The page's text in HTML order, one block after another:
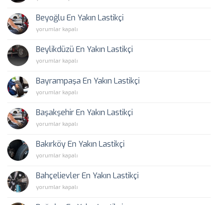
Yakın
Lastikçi
için
Beyoğlu En Yakın Lastikçi
Beyoğlu
Yakın
Lastikçi
için
yorumlar kapalı
Beylikdüzü En Yakın Lastikçi
Beylikdüzü
Yakın
Lastikçi
için
yorumlar kapalı
Bayrampaşa En Yakın Lastikçi
Bayrampaşa
Yakın
Lastikçi
için
yorumlar kapalı
Başakşehir En Yakın Lastikçi
Başakşehir
Yakın
Lastikçi
için
yorumlar kapalı
Bakırköy En Yakın Lastikçi
Bakırköy
Yakın
Lastikçi
için
yorumlar kapalı
Bahçelievler En Yakın Lastikçi
Bahçelievler
Yakın
yorumlar kapalı